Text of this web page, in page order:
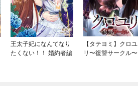
王太子妃になんてなり
たくない！！ 婚約者編
【タテヨミ】クロユ
リ〜復讐サークル〜